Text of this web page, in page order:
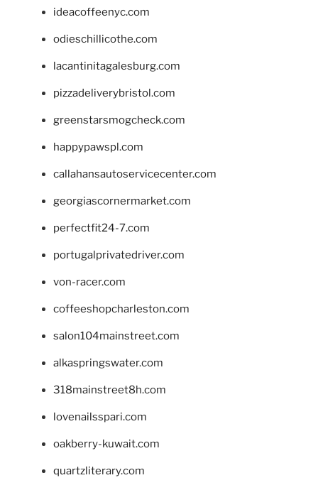
ideacoffeenyc.com
odieschillicothe.com
lacantinitagalesburg.com
pizzadeliverybristol.com
greenstarsmogcheck.com
happypawspl.com
callahansautoservicecenter.com
georgiascornermarket.com
perfectfit24-7.com
portugalprivatedriver.com
von-racer.com
coffeeshopcharleston.com
salon104mainstreet.com
alkaspringswater.com
318mainstreet8h.com
lovenailsspari.com
oakberry-kuwait.com
quartzliterary.com